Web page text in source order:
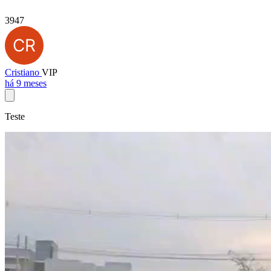
3947
Cristiano VIP
há 9 meses
Teste